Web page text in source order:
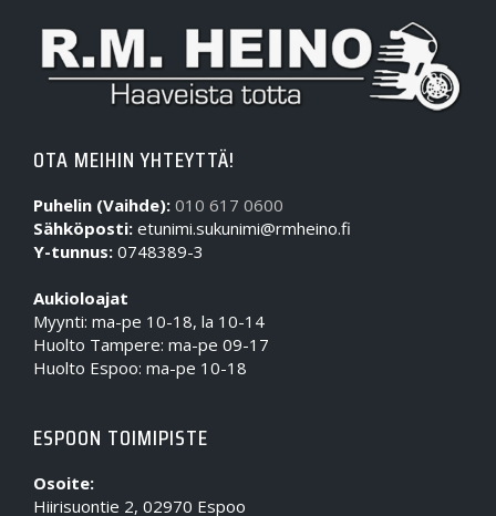
OTA MEIHIN YHTEYTTÄ!
Puhelin (Vaihde): 010 617 0600
Sähköposti: etunimi.sukunimi@rmheino.fi
Y-tunnus: 0748389-3
Aukioloajat
Myynti: ma-pe 10-18, la 10-14
Huolto Tampere: ma-pe 09-17
Huolto Espoo: ma-pe 10-18
ESPOON TOIMIPISTE
Osoite:
Hiirisuontie 2, 02970 Espoo